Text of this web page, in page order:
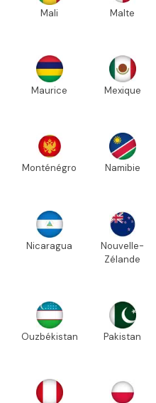
Mali Malte
Maurice Mexique
Monténégro Namibie
Nicaragua
Nouvelle-
Zélande
Ouzbékistan Pakistan